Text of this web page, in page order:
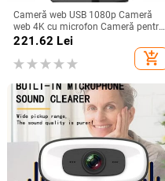
Cameră web USB 1080p Cameră
web 4K cu microfon Cameră pentru
PC Cameră web completă HD
Conferință video în timp real
221.62 Lei
add_shopping_cart